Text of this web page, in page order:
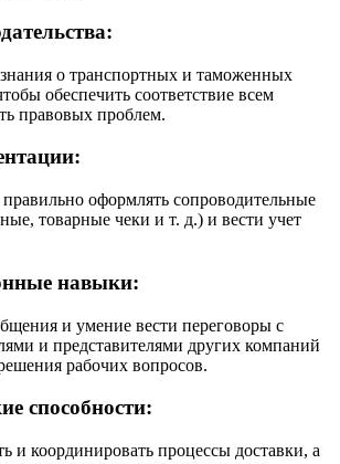
о транспортных и таможенных
обеспечить соответствие всем
правовых проблем.
оформлять сопроводительные
товарные чеки и т. д.) и вести учет
навыки:
и умение вести переговоры с
и представителями других компаний
рабочих вопросов.
способности:
и координировать процессы доставки, а